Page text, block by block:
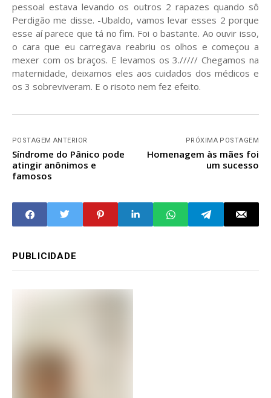
pessoal estava levando os outros 2 rapazes quando sô
Perdigão me disse. -Ubaldo, vamos levar esses 2 porque
esse aí parece que tá no fim. Foi o bastante. Ao ouvir isso,
o cara que eu carregava reabriu os olhos e começou a
mexer com os braços. E levamos os 3.///// Chegamos na
maternidade, deixamos eles aos cuidados dos médicos e
os 3 sobreviveram. E o risoto nem fez efeito.
POSTAGEM ANTERIOR
Síndrome do Pânico pode
atingir anônimos e
famosos
PRÓXIMA POSTAGEM
Homenagem às mães foi
um sucesso
PUBLICIDADE